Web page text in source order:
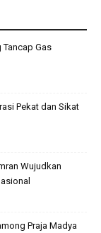
Tancap Gas
Pekat dan Sikat
Wujudkan
Praja Madya